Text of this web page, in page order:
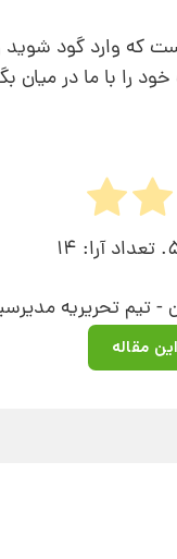
وارد گود شوید
را با ما در میان
14
- تیم تحریریه